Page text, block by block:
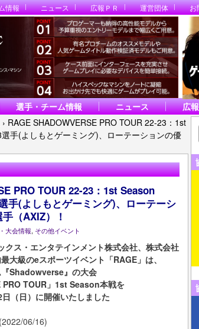
情報 ニュース 広報ＰＲ 運営団体 お
選手・チーム情報 ニュース 広
› RAGE SHADOWVERSE PRO TOUR 22-23：1st
手(よしもとゲーミング)、ローテーションの優
PRO TOUR 22-23：1st Season
手(よしもとゲーミング)、ローテーシ
（AXIZ）！
大会情報, その他イベント
ス・エンタテインメント株式会社、株式会社
大級のeスポーツイベント「RAGE」は、
Shadowverse』の大会
PRO TOUR」1st Season本戦を
（日）に開催いたしました
(2022/06/16)